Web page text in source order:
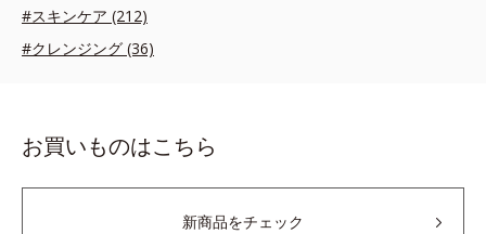
#スキンケア (212)
#クレンジング (36)
お買いものはこちら
新商品をチェック